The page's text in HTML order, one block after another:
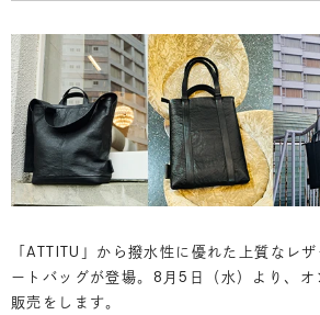
「ATTITU」から撥水性に優れた上質なレ
ートバッグが登場。8月5日（水）より、
販売をします。